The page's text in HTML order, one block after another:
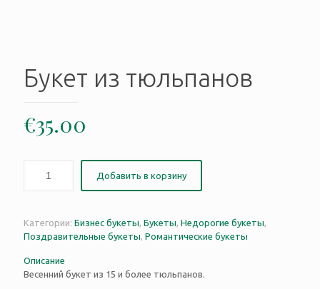
Букет из тюльпанов
€35.00
Добавить в корзину
Категории: Бизнес букеты, Букеты, Недорогие букеты,
Поздравительные букеты, Романтические букеты
Описание
Весенний букет из 15 и более тюльпанов.